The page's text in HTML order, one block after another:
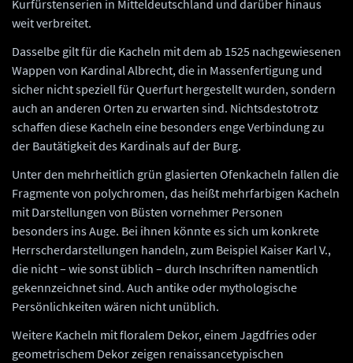
Kurfürstenserien in Mitteldeutschland und darüber hinaus
weit verbreitet.
Dasselbe gilt für die Kacheln mit dem ab 1525 nachgewiesenen
Wappen von Kardinal Albrecht, die in Massenfertigung und
sicher nicht speziell für Querfurt hergestellt wurden, sondern
auch an anderen Orten zu erwarten sind. Nichtsdestotrotz
schaffen diese Kacheln eine besonders enge Verbindung zu
der Bautätigkeit des Kardinals auf der Burg.
Unter den mehrheitlich grün glasierten Ofenkacheln fallen die
Fragmente von polychromen, das heißt mehrfarbigen Kacheln
mit Darstellungen von Büsten vornehmer Personen
besonders ins Auge. Bei ihnen könnte es sich um konkrete
Herrscherdarstellungen handeln, zum Beispiel Kaiser Karl V.,
die nicht – wie sonst üblich – durch Inschriften namentlich
gekennzeichnet sind. Auch antike oder mythologische
Persönlichkeiten wären nicht unüblich.
Weitere Kacheln mit floralem Dekor, einem Jagdfries oder
geometrischem Dekor zeigen renaissancetypischen